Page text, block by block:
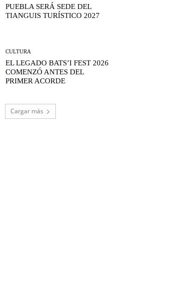
PUEBLA SERÁ SEDE DEL
TIANGUIS TURÍSTICO 2027
CULTURA
EL LEGADO BATS’I FEST 2026
COMENZÓ ANTES DEL
PRIMER ACORDE
Cargar más